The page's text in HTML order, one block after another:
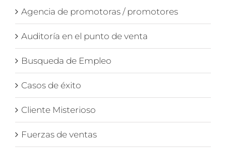
Agencia de promotoras / promotores
Auditoría en el punto de venta
Busqueda de Empleo
Casos de éxito
Cliente Misterioso
Fuerzas de ventas